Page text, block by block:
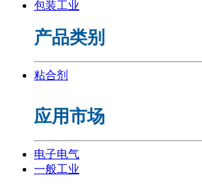
包装工业
产品类别
粘合剂
应用市场
电子电气
一般工业